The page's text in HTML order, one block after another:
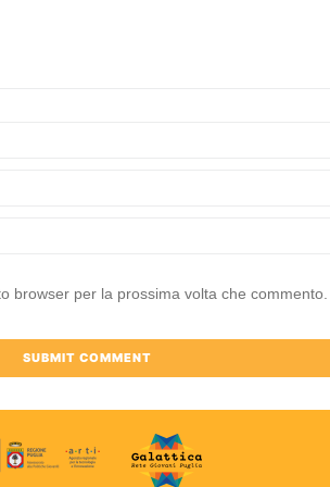
browser per la prossima volta che commento.